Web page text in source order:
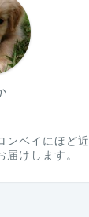
ンベイにほど近
届けします。